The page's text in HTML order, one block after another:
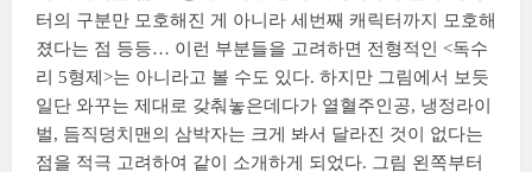
터의 구분만 모호해진 게 아니라 세번째 캐릭터까지 모호해
졌다는 점 등등… 이런 부분들을 고려하면 전형적인 <독수
리 5형제>는 아니라고 볼 수도 있다. 하지만 그림에서 보듯
일단 와꾸는 제대로 갖춰놓은데다가 열혈주인공, 냉정라이
벌, 듬직덩치맨의 삼박자는 크게 봐서 달라진 것이 없다는
점을 적극 고려하여 같이 소개하게 되었다. 그림 왼쪽부터